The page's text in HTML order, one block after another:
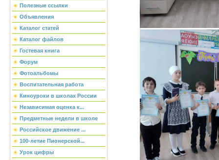
Полезные ссылки
Объявления
Каталог статей
Каталог файлов
Гостевая книга
Форум
Фотоальбомы
Воспитательная работа
Киноуроки в школах России
Независимая оценка к...
Предметные недели в школе
Российское движение ...
100-летие Пионерской...
Урок цифры